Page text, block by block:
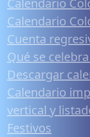
Calendario
Calendario
Cuenta
Qué se
Descargar
Calendario
vertical y
Festivos